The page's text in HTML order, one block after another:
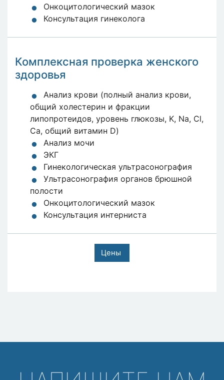
Онкоцитологический мазок
Консультация гинеколога
Комплексная проверка женского
здоровья
Анализ крови (полный анализ крови,
общий холестерин и фракции
липопротеидов, уровень глюкозы, K, Na, Cl,
Ca, общий витамин D)
Анализ мочи
ЭКГ
Гинекологическая ультрасонография
Ультрасонография органов брюшной
полости
Онкоцитологический мазок
Консультация интерниста
Цены